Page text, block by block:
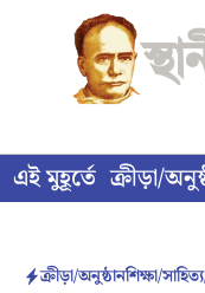
content
এই মুহূর্তে ক্রীড়া/
ক্রীড়া/অনুষ্ঠানশিক্ষা/